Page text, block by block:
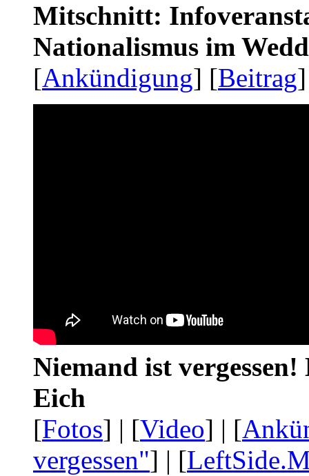
Mitschnitt:
Nationalismus im
[Ankündigung] [Beitrag
Niemand ist
Eich
[Fotos] | [Video] | [
vergessen"] | [